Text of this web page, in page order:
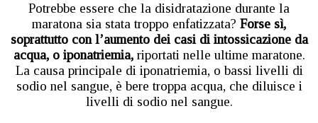
Potrebbe essere che la disidratazione durante la
maratona sia stata troppo enfatizzata? Forse sì,
soprattutto con l’aumento dei casi di intossicazione da
acqua, o iponatriemia, riportati nelle ultime maratone.
La causa principale di iponatriemia, o bassi livelli di
sodio nel sangue, è bere troppa acqua, che diluisce i
livelli di sodio nel sangue.